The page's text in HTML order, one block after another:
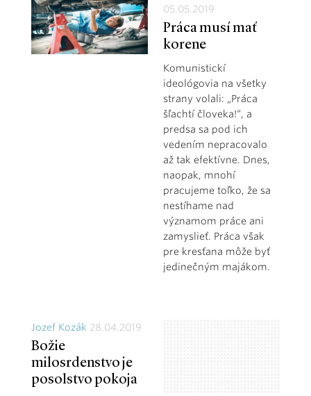
05.05.2019
Práca musí mať
korene
Komunistickí
ideológovia na všetky
strany volali: „Práca
šľachtí človeka!“, a
predsa sa pod ich
vedením nepracovalo
až tak efektívne. Dnes,
naopak, mnohí
pracujeme toľko, že sa
nestíhame nad
významom práce ani
zamyslieť. Práca však
pre kresťana môže byť
jedinečným majákom.
Jozef Kozák 28.04.2019
Božie
milosrdenstvo je
posolstvo pokoja